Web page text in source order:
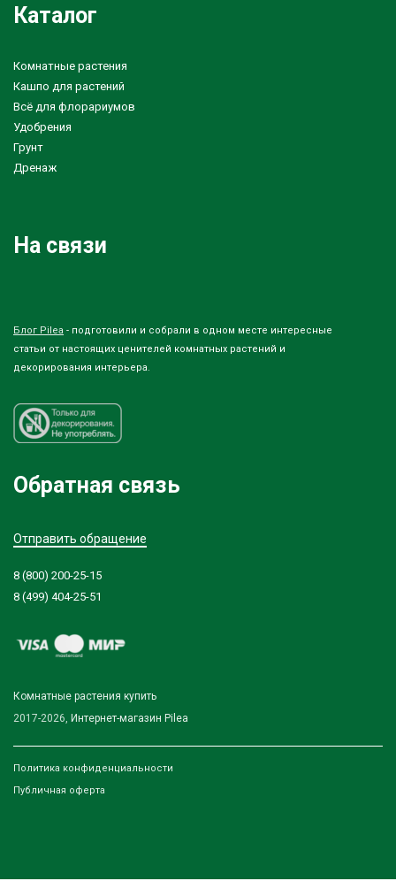
Каталог
Комнатные растения
Кашпо для растений
Всё для флорариумов
Удобрения
Грунт
Дренаж
На связи
Блог Pilea - подготовили и собрали в одном месте интересные
статьи от настоящих ценителей комнатных растений и
декорирования интерьера.
Обратная связь
Отправить обращение
8 (800) 200-25-15
8 (499) 404-25-51
Комнатные растения купить
2017-2026, Интернет-магазин Pilea
Политика конфиденциальности
Публичная оферта